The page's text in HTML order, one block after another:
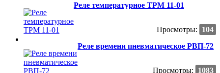
Реле температурное ТРМ 11-01
Просмотры:
104
Реле времени пневматическое РВП-72
Просмотры:
1083